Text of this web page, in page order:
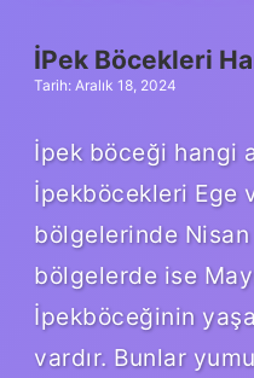
İPek Böcekleri
Tarih: Aralık 18, 2024
İpek böceği hangi
İpekböcekleri Ege
bölgelerinde
bölgelerde ise
İpekböceğinin
vardır. Bunlar